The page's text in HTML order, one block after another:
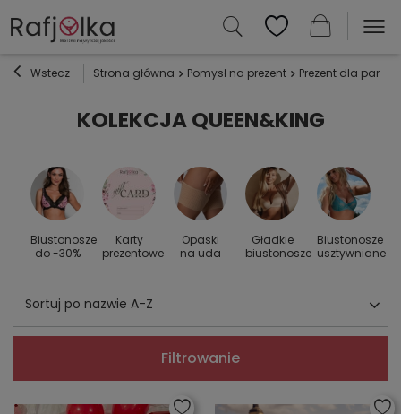
Wstecz Strona główna Pomysł na prezent Prezent dla par
KOLEKCJA QUEEN&KING
Biustonosze
do -30%
Karty
prezentowe
Opaski
na uda
Gładkie
biustonosze
Biustonosze
usztywniane
Sortuj po nazwie A-Z
Filtrowanie